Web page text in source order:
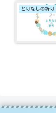
とりなしの祈り